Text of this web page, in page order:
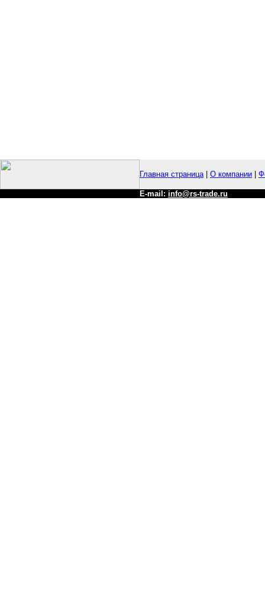
Главная страница| О компании
E-mail: info@rs-trade.ru